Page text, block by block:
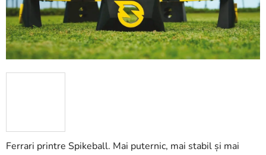
Ferrari printre Spikeball. Mai puternic, mai stabil și mai